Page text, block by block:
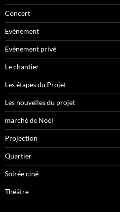
Concert
Evénement
Evénement privé
Le chantier
Les étapes du Projet
Les nouvelles du projet
marché de Noël
Projection
Quartier
Soirée ciné
Théâtre